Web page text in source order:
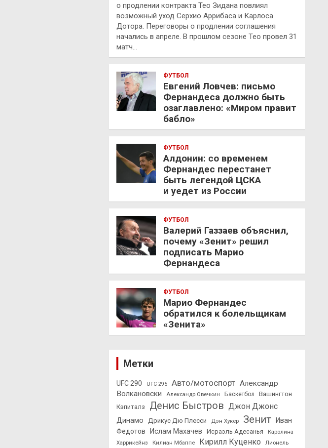
о продлении контракта Тео Зидана повлиял
возможный уход Серхио Аррибаса и Карлоса
Дотора. Переговоры о продлении соглашения
начались в апреле. В прошлом сезоне Тео провел 31
матч…
ФУТБОЛ
Евгений Ловчев: письмо
Фернандеса должно быть
озаглавлено: «Миром правит
бабло»
ФУТБОЛ
Алдонин: со временем
Фернандес перестанет
быть легендой ЦСКА
и уедет из России
ФУТБОЛ
Валерий Газзаев объяснил,
почему «Зенит» решил
подписать Марио
Фернандеса
ФУТБОЛ
Марио Фернандес
обратился к болельщикам
«Зенита»
Метки
UFC 290 UFC 295 Авто/мотоспорт Александр
Волкановски
Александр Овечкин Баскетбол
Вашингтон
Кэпиталз
Денис Быстров Джон Джонс
Динамо Дрикус Дю Плесси Дэн Хукер Зенит
Иван
Федотов
Ислам Махачев Исраэль Адесанья
Каролина
Харрикейнз
Килиан Мбаппе Кирилл Куценко
Лионель